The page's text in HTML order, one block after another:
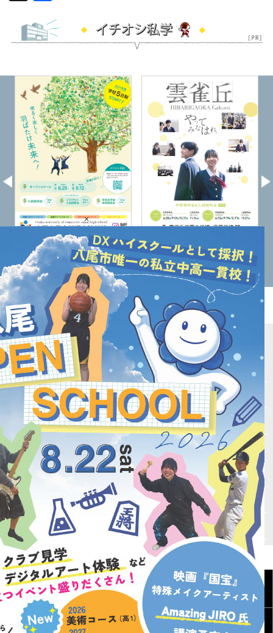
大阪商業大学堺高校 雲雀丘学園高校
サイトマップ
Vもしとは
会場テスト
最新受験ニュース
入試情報
自宅受験
高校入試必勝マニュアル
書籍紹介
会社概要 個人情報保護方針
特定商取引法に基づく表記 商標登録表示について
×